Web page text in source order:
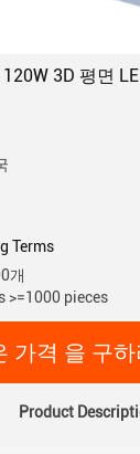
3D 평면
Terms
개
>=1000 pieces
가격 을 구
Product